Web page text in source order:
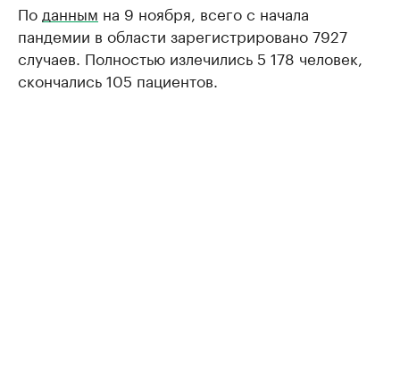
По данным на 9 ноября, всего с начала
пандемии в области зарегистрировано 7927
случаев. Полностью излечились 5 178 человек,
скончались 105 пациентов.